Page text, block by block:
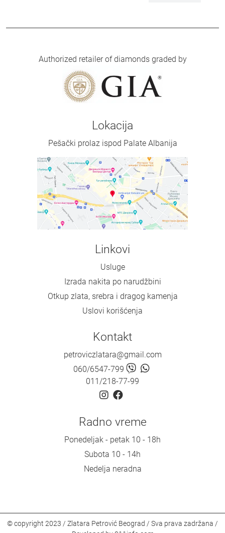
Authorized retailer of diamonds graded by
Lokacija
Pešački prolaz ispod Palate Albanija
Linkovi
Usluge
Izrada nakita po narudžbini
Otkup zlata, srebra i dragog kamenja
Uslovi korišćenja
Kontakt
petroviczlatara@gmail.com
060/6547-799
011/218-77-99
Radno vreme
Ponedeljak - petak 10 - 18h
Subota 10 - 14h
Nedelja neradna
© copyright 2023 / Zlatara Petrović Beograd / Sva prava zadržana /